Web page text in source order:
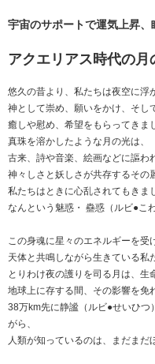
宇宙のサポートで運気上昇、
アクエリアス時代の月
悠久の昔より、私たちは夜空に浮
神として崇め、願いをかけ、そし
癒しや慰め、希望をもらってきま
真珠を溶かしたような月の光は、
古来、詩や音楽、絵画などに謳わ
神々しさと妖しさが共存するその
私たちはときに心乱されてもきま
なんという魅惑・ 蠱惑（ルビ●こ
この身魂に星々のエネルギーを受
天体と共鳴しながら生きている私
とりわけ夜の護りを司る月は、生
地球上に存する間、その影響を免
38万km先に静謐（ルビ●せいひつ
がら、
人類が知っているのは、まだま